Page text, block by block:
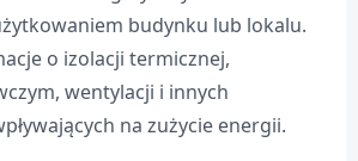
budynku lub lokalu.
o izolacji termicznej,
wentylacji i innych
na zużycie energii.